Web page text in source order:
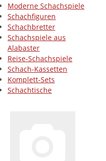
Moderne Schachspiele
Schachfiguren
Schachbretter
Schachspiele aus
Alabaster
Reise-Schachspiele
Schach-Kassetten
Komplett-Sets
Schachtische